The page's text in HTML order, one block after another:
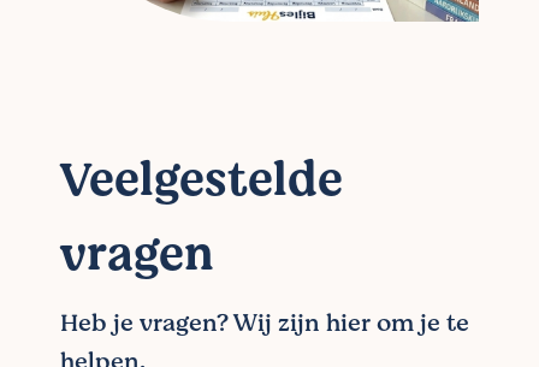
Veelgestelde
vragen
Heb je vragen? Wij zijn hier om je te